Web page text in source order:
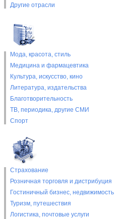
Другие отрасли
Мода, красота, стиль
Медицина и фармацевтика
Культура, искусство, кино
Литература, издательства
Благотворительность
ТВ, периодика, другие СМИ
Спорт
Страхование
Розничная торговля и дистрибуция
Гостиничный бизнес, недвижимость
Туризм, путешествия
Логистика, почтовые услуги